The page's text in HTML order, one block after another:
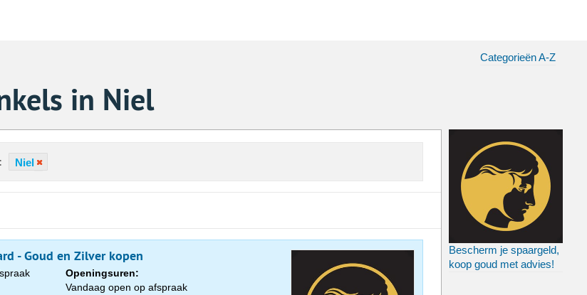
Categorieën A-Z
in Niel
Bescherm je spaargeld,
koop goud met advies!
Niel
- Goud en Zilver kopen
Openingsuren:
Vandaag open op afspraak